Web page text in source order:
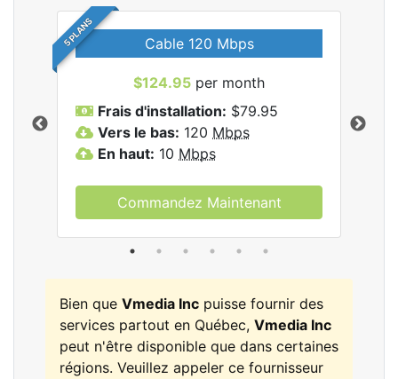
5 PLANS Cable 120 Mbps
$124.95 per month
Frais d'installation: $79.95
Vers le bas: 120 Mbps
En haut: 10 Mbps
Commandez Maintenant
Bien que Vmedia Inc puisse fournir des
services partout en Québec, Vmedia Inc
peut n'être disponible que dans certaines
régions. Veuillez appeler ce fournisseur